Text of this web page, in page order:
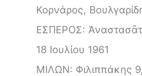
Κορνάρος,
ΕΣΠΕΡΟΣ:
18 Ιουλίου 1961
ΜΙΛΩΝ: Φιλιππάκης